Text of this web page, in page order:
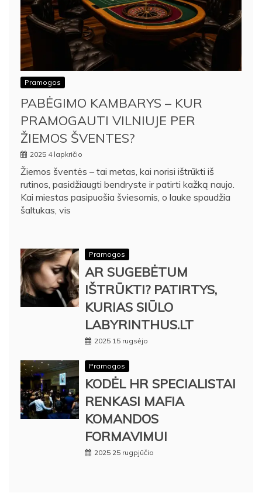
Pramogos
PABĖGIMO KAMBARYS – KUR
PRAMOGAUTI VILNIUJE PER
ŽIEMOS ŠVENTES?
2025 4 lapkričio
Žiemos šventės – tai metas, kai norisi ištrūkti iš
rutinos, pasidžiaugti bendryste ir patirti kažką naujo.
Kai miestas pasipuošia šviesomis, o lauke spaudžia
šaltukas, vis
Pramogos
AR SUGEBĖTUM
IŠTRŪKTI? PATIRTYS,
KURIAS SIŪLO
LABYRINTHUS.LT
2025 15 rugsėjo
Pramogos
KODĖL HR SPECIALISTAI
RENKASI MAFIA
KOMANDOS
FORMAVIMUI
2025 25 rugpjūčio